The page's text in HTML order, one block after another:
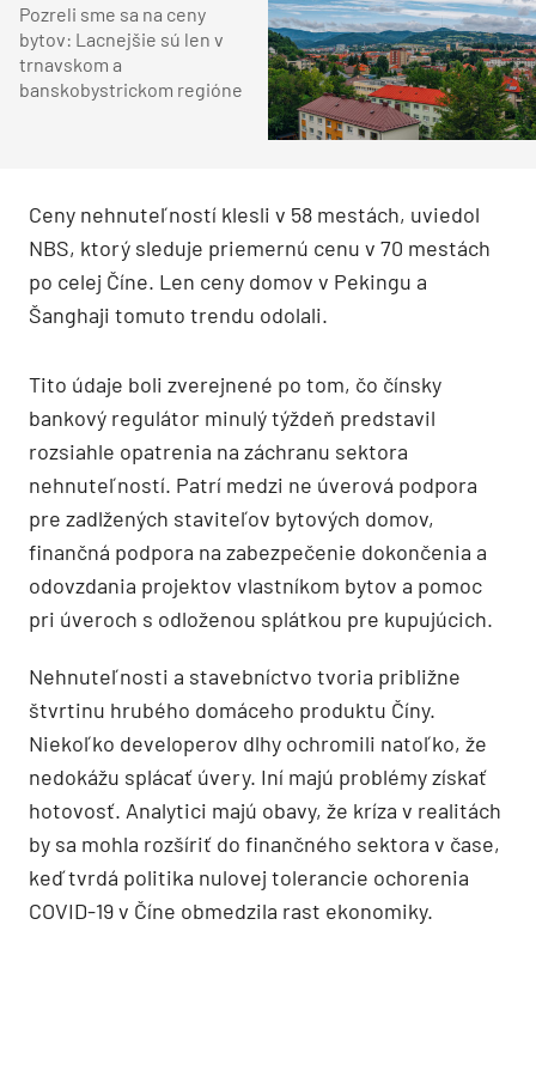
Pozreli sme sa na ceny
bytov: Lacnejšie sú len v
trnavskom a
banskobystrickom regióne
Ceny nehnuteľností klesli v 58 mestách, uviedol
NBS, ktorý sleduje priemernú cenu v 70 mestách
po celej Číne. Len ceny domov v Pekingu a
Šanghaji tomuto trendu odolali.
Tito údaje boli zverejnené po tom, čo čínsky
bankový regulátor minulý týždeň predstavil
rozsiahle opatrenia na záchranu sektora
nehnuteľností. Patrí medzi ne úverová podpora
pre zadlžených staviteľov bytových domov,
finančná podpora na zabezpečenie dokončenia a
odovzdania projektov vlastníkom bytov a pomoc
pri úveroch s odloženou splátkou pre kupujúcich.
Nehnuteľnosti a stavebníctvo tvoria približne
štvrtinu hrubého domáceho produktu Číny.
Niekoľko developerov dlhy ochromili natoľko, že
nedokážu splácať úvery. Iní majú problémy získať
hotovosť. Analytici majú obavy, že kríza v realitách
by sa mohla rozšíriť do finančného sektora v čase,
keď tvrdá politika nulovej tolerancie ochorenia
COVID-19 v Číne obmedzila rast ekonomiky.